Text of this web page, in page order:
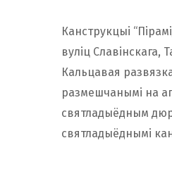
Канструкцыі
вуліц Славінскага,
Кальцавая
размешчанымі на
святладыёдным
святладыёднымі